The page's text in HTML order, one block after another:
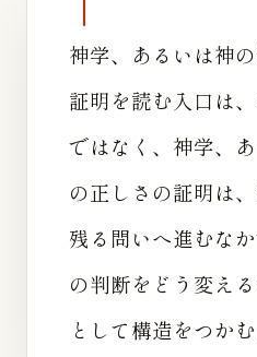
神学、あるいは神
証明を読む入口は
ではなく、神学、
の正しさの証明は
残る問いへ進むな
の判断をどう変え
として構造をつか